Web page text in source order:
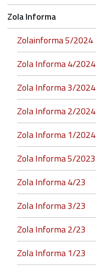
Zola Informa
Zolainforma 5/2024
Zola Informa 4/2024
Zola Informa 3/2024
Zola Informa 2/2024
Zola Informa 1/2024
Zola Informa 5/2023
Zola Informa 4/23
Zola Informa 3/23
Zola Informa 2/23
Zola Informa 1/23